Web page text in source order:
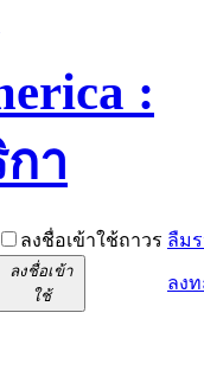
ลงชื่อเข้าใช้ถาวร ลืม
ลงชื่อเข้า
ใช้
ลง